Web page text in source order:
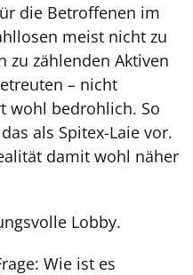
die Betroffenen im
meist nicht zu
zu zählenden Aktiven
– nicht
wohl bedrohlich. So
als Spitex-Laie vor.
damit wohl näher
Lobby.
Wie ist es